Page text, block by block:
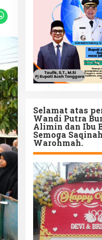
Selamat atas
Wandi Putra
Alimin dan Ibu
Semoga
Warohmah.